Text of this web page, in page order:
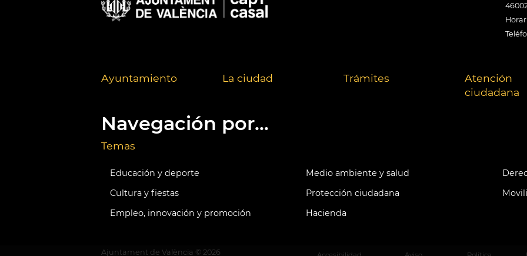
Ayuntamiento La ciudad Trámites
Atención
ciudadana
Navegación por...
Temas
Educación y deporte Medio ambiente y salud
Cultura y fiestas
Protección ciudadana
Empleo, innovación y promoción
Hacienda
Ajuntament de València © 2026